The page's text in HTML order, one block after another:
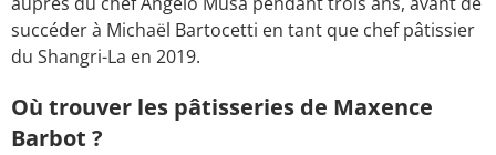
succéder à Michaël Bartocetti en tant que chef pâtissier
du Shangri-La en 2019.
Où trouver les pâtisseries de Maxence
Barbot ?